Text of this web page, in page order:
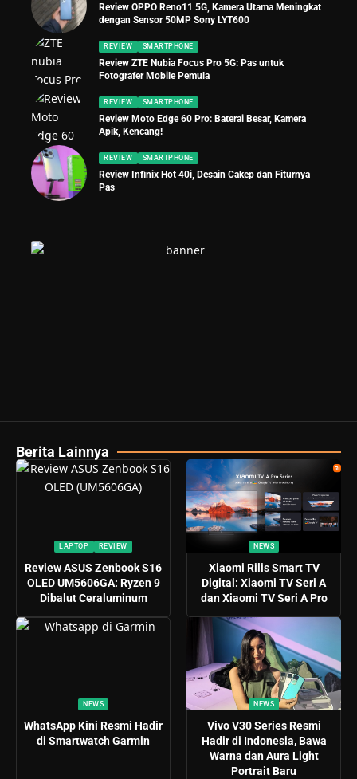
Review OPPO Reno11 5G, Kamera Utama Meningkat
dengan Sensor 50MP Sony LYT600
REVIEW SMARTPHONE
Review ZTE Nubia Focus Pro 5G: Pas untuk
Fotografer Mobile Pemula
REVIEW SMARTPHONE
Review Moto Edge 60 Pro: Baterai Besar, Kamera
Apik, Kencang!
REVIEW SMARTPHONE
Review Infinix Hot 40i, Desain Cakep dan Fiturnya
Pas
Berita Lainnya
LAPTOP REVIEW
Review ASUS Zenbook S16
OLED UM5606GA: Ryzen 9
Dibalut Ceraluminum
NEWS
Xiaomi Rilis Smart TV
Digital: Xiaomi TV Seri A
dan Xiaomi TV Seri A Pro
NEWS
WhatsApp Kini Resmi Hadir
di Smartwatch Garmin
NEWS
Vivo V30 Series Resmi
Hadir di Indonesia, Bawa
Warna dan Aura Light
Portrait Baru